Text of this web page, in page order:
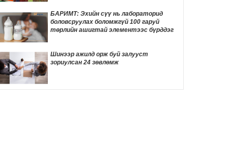
3 цаг 40 мин
Өнөөдөр хийгдэх цахилгаан засварын
хуваарь
3 цаг 43 мин
ӨНӨӨДӨР: “Чингис хааны тайлга
тахилга” сэдэвт эрдэм шинжилгээний
хурал болно
БАРИМТ: Эхийн сүү нь лабораторид
боловсруулах боломжгүй 100 гаруй
төрлийн ашигтай элементээс бүрддэг
Шинээр ажилд орж буй залууст
зориулсан 24 зөвлөмж